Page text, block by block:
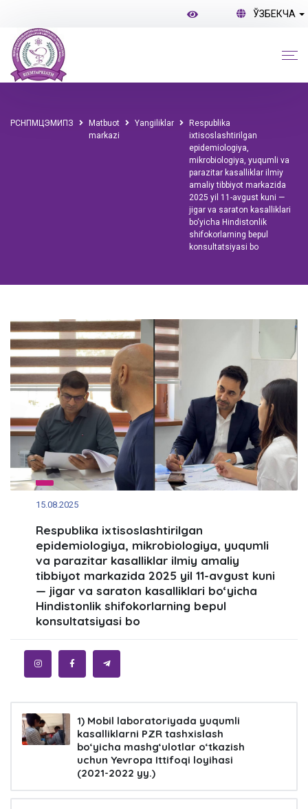
ЎЗБЕКЧА
РСНПМЦЭМИПЗ
Matbuot
markazi
Yangiliklar
Respublika
ixtisoslashtirilgan
epidemiologiya,
mikrobiologiya, yuqumli va
parazitar kasalliklar ilmiy
amaliy tibbiyot markazida
2025 yil 11-avgust kuni —
jigar va saraton kasalliklari
bo‘yicha Hindistonlik
shifokorlarning bepul
konsultatsiyasi bo
15.08.2025
Respublika ixtisoslashtirilgan
epidemiologiya, mikrobiologiya, yuqumli
va parazitar kasalliklar ilmiy amaliy
tibbiyot markazida 2025 yil 11-avgust kuni
— jigar va saraton kasalliklari bo‘yicha
Hindistonlik shifokorlarning bepul
konsultatsiyasi bo
1) Mobil laboratoriyada yuqumli
kasalliklarni PZR tashxislash
bo‘yicha mashg‘ulotlar o‘tkazish
uchun Yevropa Ittifoqi loyihasi
(2021-2022 yy.)